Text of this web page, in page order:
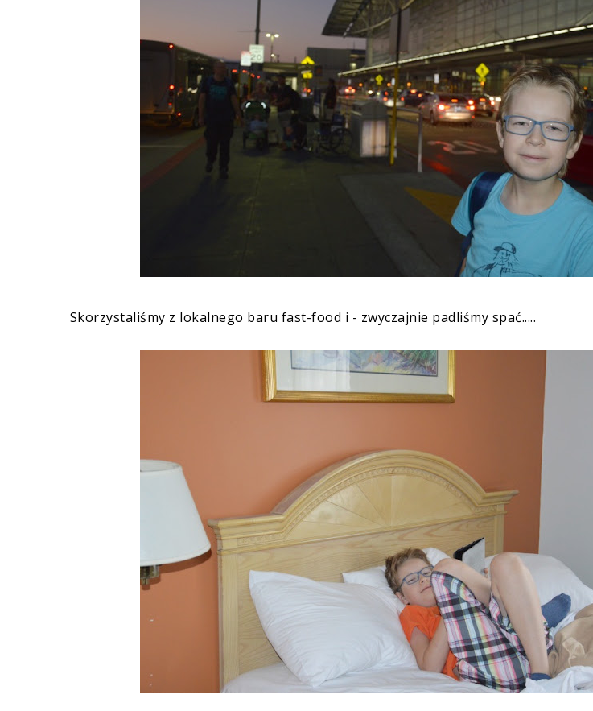
Skorzystaliśmy z lokalnego baru fast-food i - zwyczajnie padliśmy spać.....